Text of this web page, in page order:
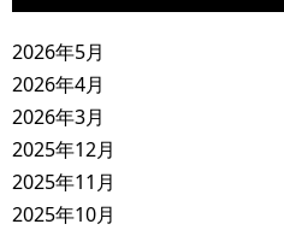
2026年5月
2026年4月
2026年3月
2025年12月
2025年11月
2025年10月